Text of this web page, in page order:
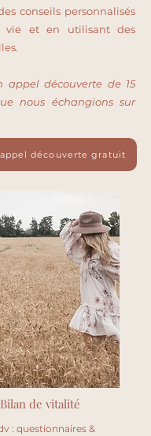
conseils personnalisés
vie et en utilisant des
appel découverte de 15
nous échangions sur
découverte gratuit
de vitalité
: questionnaires &